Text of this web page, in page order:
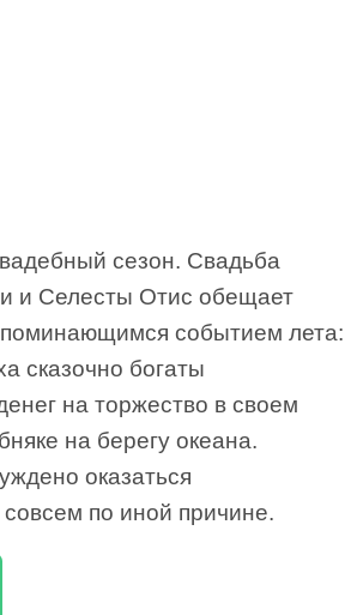
сезон. Свадьба
и Селесты Отис обещает
событием лета:
сказочно богаты
на торжество в своем
на берегу океана.
оказаться
по иной причине.